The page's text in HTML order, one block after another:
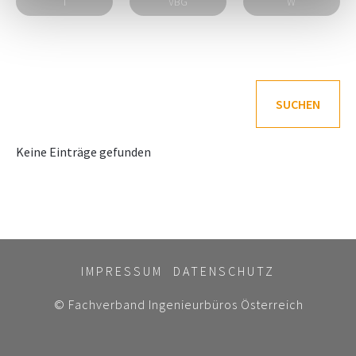
SUCHEN
Keine Einträge gefunden
IMPRESSUM DATENSCHUTZ
© Fachverband Ingenieurbüros Österreich